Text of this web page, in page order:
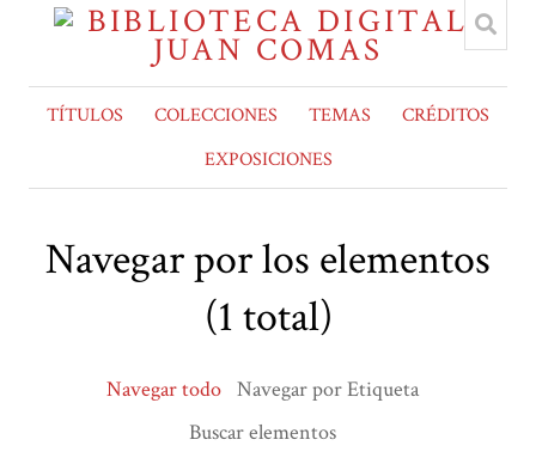
TÍTULOS COLECCIONES TEMAS
CRÉDITOS
EXPOSICIONES
Navegar por los elementos
(1 total)
Navegar todo Navegar por Etiqueta
Buscar elementos